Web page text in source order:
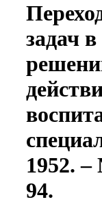
задач
1952.
94.